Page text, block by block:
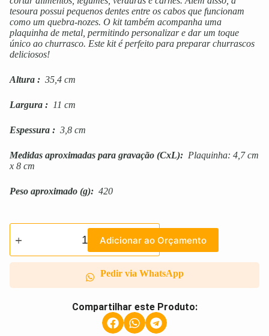
tesoura possui pequenos dentes entre os cabos que funcionam
como um quebra-nozes. O kit também acompanha uma
plaquinha de metal, permitindo personalizar e dar um toque
único ao churrasco. Este kit é perfeito para preparar churrascos
deliciosos!
Altura : 35,4 cm
Largura : 11 cm
Espessura : 3,8 cm
Medidas aproximadas para gravação (CxL): Plaquinha: 4,7 cm
x 8 cm
Peso aproximado (g): 420
Adicionar ao Orçamento
Pedir via WhatsApp
Compartilhar este Produto: